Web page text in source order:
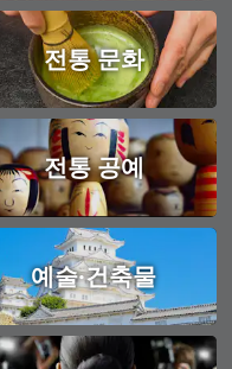
전통 문화
전통 공예
예술·건축물